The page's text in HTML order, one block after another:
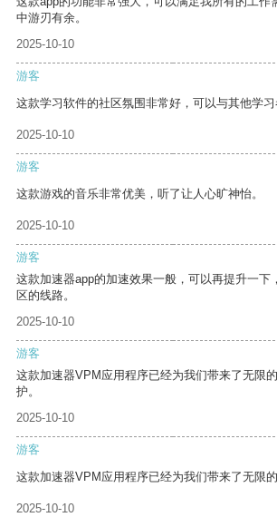
中游刃有余。
2025-10-10
游客
这款学习软件的社区氛围非常好，可以与其他学习
2025-10-10
游客
这款游戏的音乐非常优美，听了让人心旷神怡。
2025-10-10
游客
这款加速器app的加速效果一般，可以再提升一下
区的线路。
2025-10-10
游客
这款加速器VPM应用程序已经为我们带来了无限
护。
2025-10-10
游客
这款加速器VPM应用程序已经为我们带来了无限
2025-10-10